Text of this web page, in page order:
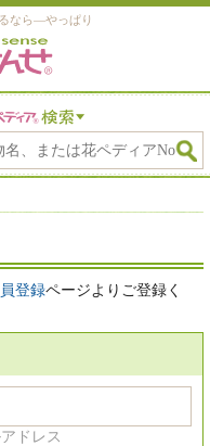
なら―やっぱり
登録ページよりご登録く
ドレス